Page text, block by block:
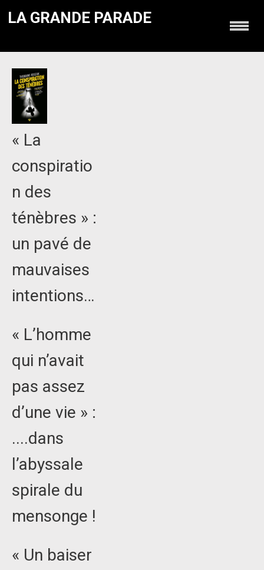
LA GRANDE PARADE
« La
conspiratio
n des
ténèbres » :
un pavé de
mauvaises
intentions…
« L’homme
qui n’avait
pas assez
d’une vie » :
....dans
l’abyssale
spirale du
mensonge !
« Un baiser